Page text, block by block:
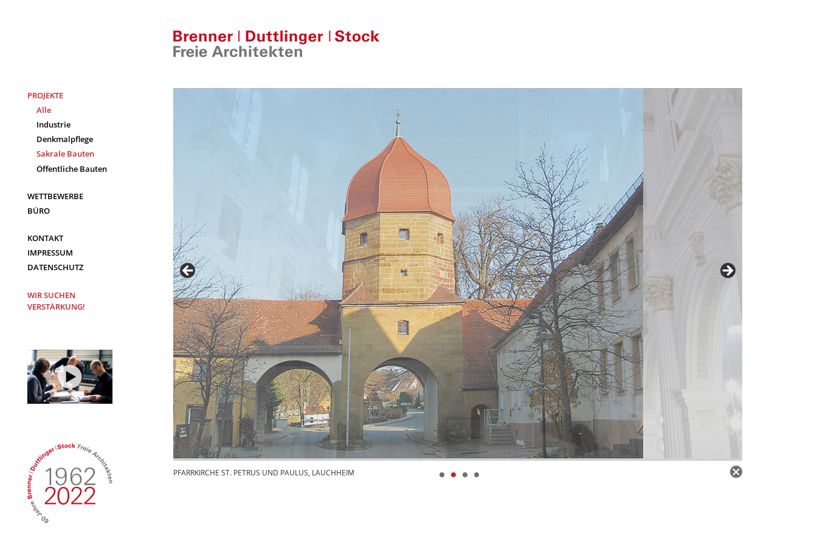
PROJEKTE
Alle
Industrie
Denkmalpflege
Sakrale Bauten
Öffentliche Bauten
WETTBEWERBE
BÜRO
KONTAKT
IMPRESSUM
DATENSCHUTZ
WIR SUCHEN
VERSTÄRKUNG!
PFARRKIRCHE ST. PETRUS UND PAULUS, LAUCHHEIM